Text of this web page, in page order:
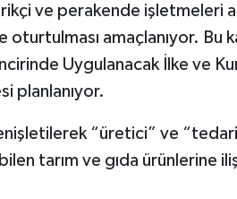
ve perakende işletmeleri
oturtulması amaçlanıyor. Bu
Uygulanacak İlke ve
planlanıyor.
“üretici” ve
tarım ve gıda ürünlerine